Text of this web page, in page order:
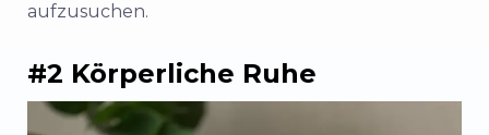
aufzusuchen.
#2 Körperliche Ruhe